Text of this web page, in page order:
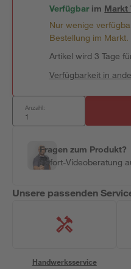
Verfügbar im Markt
Nur wenige
Bestellung im Markt.
Artikel wird 3 Tage
Verfügbarkeit in
Anzahl:
Fragen zum Produkt?
Sofort-Videoberatung
Unsere passenden
Handwerksservice